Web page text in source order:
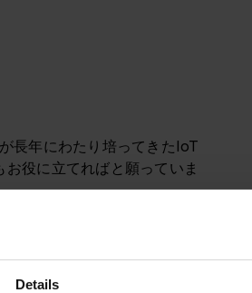
Details
長年にわたり培ってきたIoT
役に立てればと願っていま